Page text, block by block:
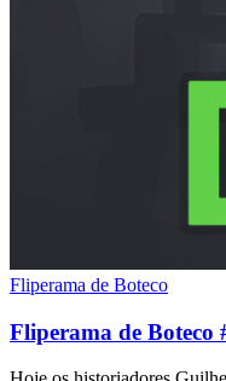
Fliperama de Boteco
Fliperama de Boteco